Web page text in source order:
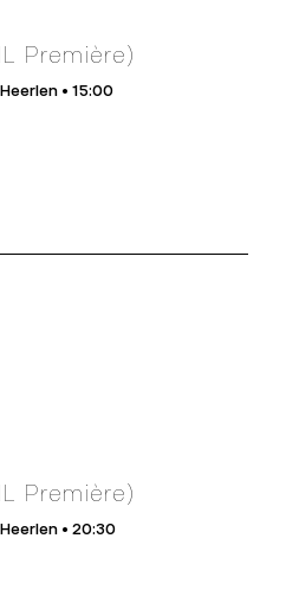
Première)
• 15:00
Première)
• 20:30